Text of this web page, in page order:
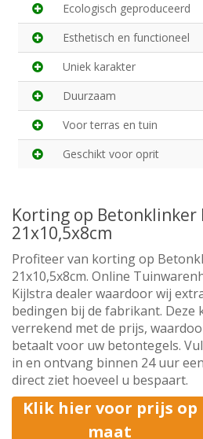
Ecologisch geproduceerd
Esthetisch en functioneel
Uniek karakter
Duurzaam
Voor terras en tuin
Geschikt voor oprit
Korting op Betonklinker
21x10,5x8cm
Profiteer van korting op
21x10,5x8cm. Online
Kijlstra dealer waardoor wij
bedingen bij de fabrikant.
verrekend met de prijs,
betaalt voor uw betontegels.
in en ontvang binnen 24 uur
direct ziet hoeveel u bespaart.
Klik hier voor prijs op
maat